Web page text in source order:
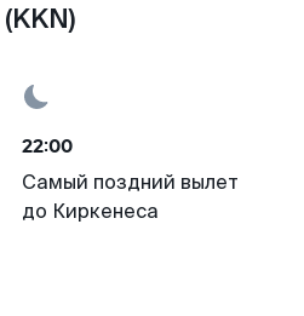
22:00
Самый поздний вылет
до Киркенеса